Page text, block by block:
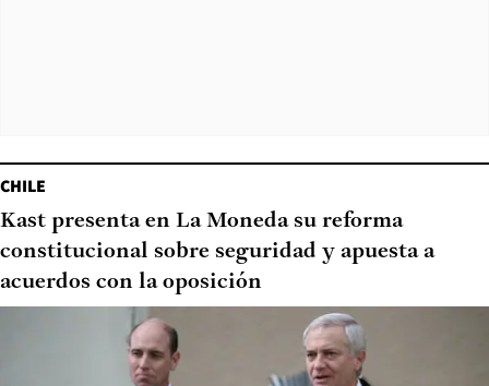
CHILE
Kast presenta en La Moneda su reforma
constitucional sobre seguridad y apuesta a
acuerdos con la oposición